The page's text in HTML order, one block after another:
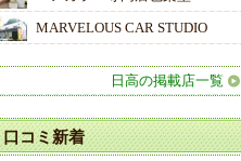
MARVELOUS CAR STUDIO
日高の掲載店一覧
口コミ新着